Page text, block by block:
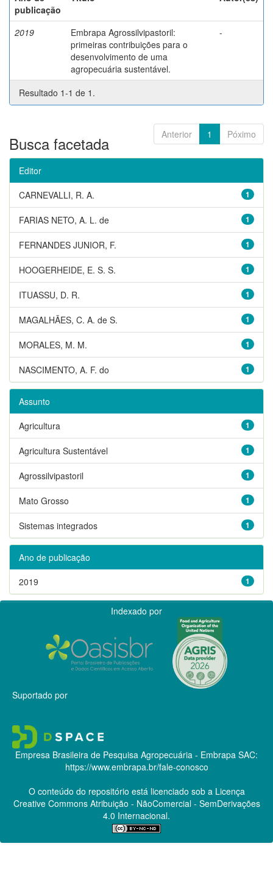
publicação
2019
Embrapa Agrossilvipastoril:
primeiras contribuições para o
desenvolvimento de uma
agropecuária sustentável.
-
Resultado 1-1 de 1.
Anterior 1 Póximo
Busca facetada
Editor
1
CARNEVALLI, R. A.
1
FARIAS NETO, A. L. de
1
FERNANDES JUNIOR, F.
1
HOOGERHEIDE, E. S. S.
1
ITUASSU, D. R.
1
MAGALHÃES, C. A. de S.
1
MORALES, M. M.
1
NASCIMENTO, A. F. do
Assunto
1
Agricultura
1
Agricultura Sustentável
1
Agrossilvipastoril
1
Mato Grosso
1
Sistemas integrados
Ano de publicação
1
2019
Indexado por
Suportado por
Empresa Brasileira de Pesquisa Agropecuária - Embrapa SAC:
https://www.embrapa.br/fale-conosco
O conteúdo do repositório está licenciado sob a Licença
Creative CommonsAtribuição - NãoComercial - SemDerivações
4.0 Internacional.